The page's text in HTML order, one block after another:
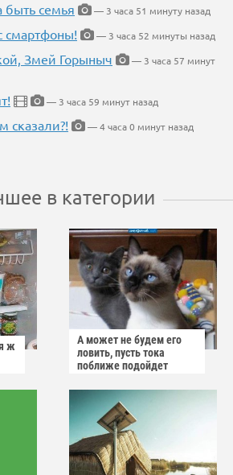
быть семья
— 3 часа 51 минуту назад
смартфоны!
— 3 часа 52 минуты назад
Змей Горыныч
— 3 часа 57 минут
— 3 часа 59 минут назад
сказали?! — 4 часа 0 минут назад
в категории
ж
А может не будем его
ловить, пусть тока
поближе подойдет